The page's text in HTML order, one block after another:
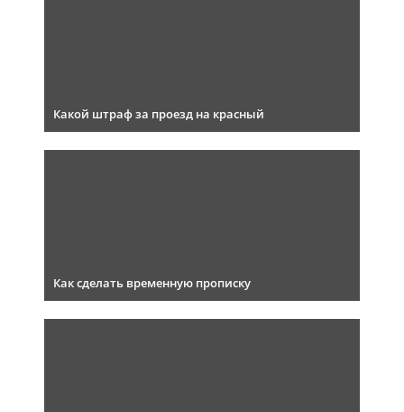
Какой штраф за проезд на красный
Как сделать временную прописку